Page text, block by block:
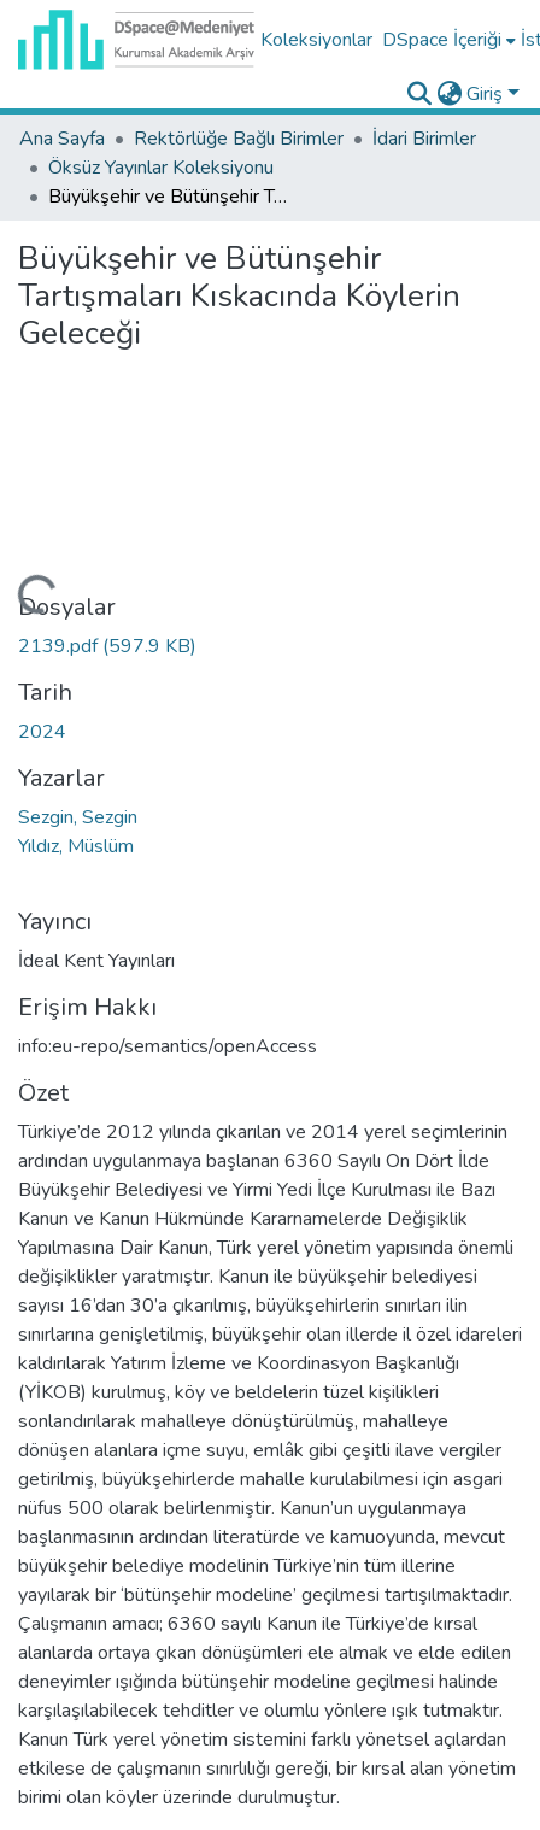
Koleksiyonlar DSpace İçeriği
Giriş
Ana Sayfa
Rektörlüğe Bağlı Birimler
İdari Birimler
Öksüz Yayınlar Koleksiyonu
Büyükşehir ve Bütünşehir Tartışmaları Kıskacında Köylerin Geleceği
Büyükşehir ve Bütünşehir
Tartışmaları Kıskacında Köylerin
Geleceği
Dosyalar
2139.pdf(597.9 KB)
Tarih
2024
Yazarlar
Sezgin, Sezgin
Yıldız, Müslüm
Yayıncı
İdeal Kent Yayınları
Erişim Hakkı
info:eu-repo/semantics/openAccess
Özet
Türkiye’de 2012 yılında çıkarılan ve 2014 yerel seçimlerinin
ardından uygulanmaya başlanan 6360 Sayılı On Dört İlde
Büyükşehir Belediyesi ve Yirmi Yedi İlçe Kurulması ile Bazı
Kanun ve Kanun Hükmünde Kararnamelerde Değişiklik
Yapılmasına Dair Kanun, Türk yerel yönetim yapısında önemli
değişiklikler yaratmıştır. Kanun ile büyükşehir belediyesi
sayısı 16’dan 30’a çıkarılmış, büyükşehirlerin sınırları ilin
sınırlarına genişletilmiş, büyükşehir olan illerde il özel idareleri
kaldırılarak Yatırım İzleme ve Koordinasyon Başkanlığı
(YİKOB) kurulmuş, köy ve beldelerin tüzel kişilikleri
sonlandırılarak mahalleye dönüştürülmüş, mahalleye
dönüşen alanlara içme suyu, emlâk gibi çeşitli ilave vergiler
getirilmiş, büyükşehirlerde mahalle kurulabilmesi için asgari
nüfus 500 olarak belirlenmiştir. Kanun’un uygulanmaya
başlanmasının ardından literatürde ve kamuoyunda, mevcut
büyükşehir belediye modelinin Türkiye’nin tüm illerine
yayılarak bir ‘bütünşehir modeline’ geçilmesi tartışılmaktadır.
Çalışmanın amacı; 6360 sayılı Kanun ile Türkiye’de kırsal
alanlarda ortaya çıkan dönüşümleri ele almak ve elde edilen
deneyimler ışığında bütünşehir modeline geçilmesi halinde
karşılaşılabilecek tehditler ve olumlu yönlere ışık tutmaktır.
Kanun Türk yerel yönetim sistemini farklı yönetsel açılardan
etkilese de çalışmanın sınırlılığı gereği, bir kırsal alan yönetim
birimi olan köyler üzerinde durulmuştur.